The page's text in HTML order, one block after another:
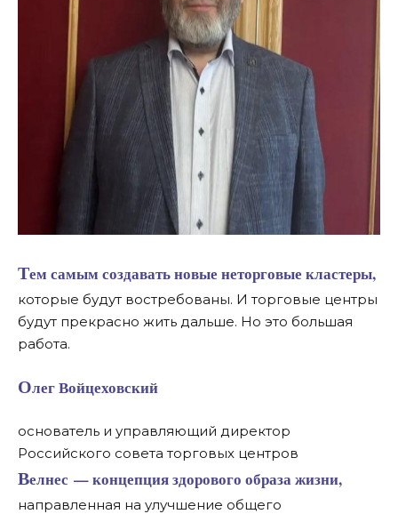
Тем самым создавать новые неторговые кластеры,
которые будут востребованы. И торговые центры
будут прекрасно жить дальше. Но это большая
работа.
Олег Войцеховский
основатель и управляющий директор
Российского совета торговых центров
Велнес — концепция здорового образа жизни,
направленная на улучшение общего